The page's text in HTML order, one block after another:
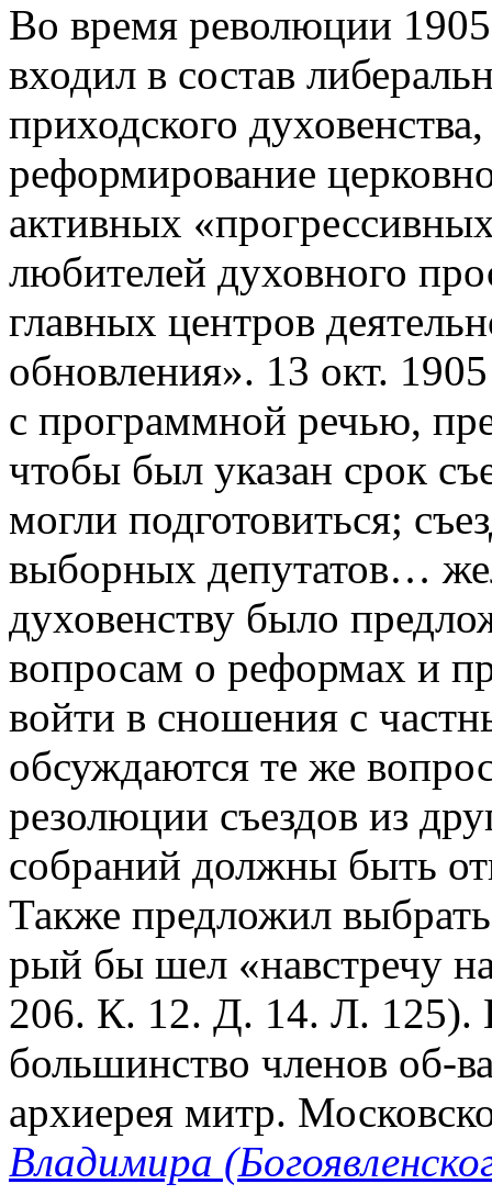
Во время революции
входил в состав
приходского
реформирование
активных
любителей духовного
главных центров
обновления». 13 окт.
с программной речью,
чтобы был указан срок
могли подготовиться;
выборных депутатов…
духовенству было
вопросам о реформах и
войти в сношения с
обсуждаются те же
резолюции съездов из
собраний должны быть
Также предложил
рый бы шел «навстречу
206. К. 12. Д. 14. Л. 125).
большинство членов об-
архиерея митр.
Владимира